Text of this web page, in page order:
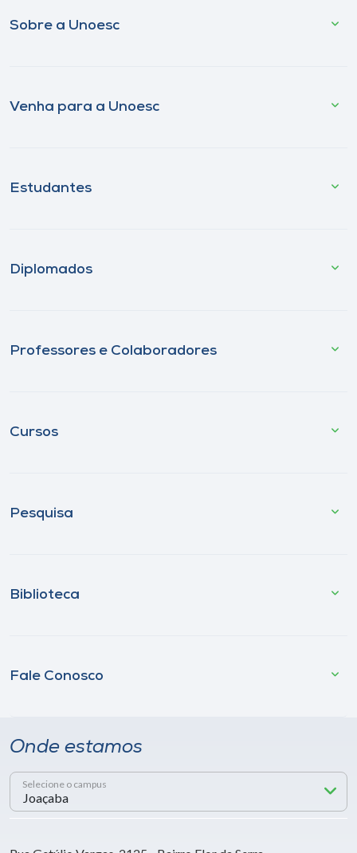
Sobre a Unoesc
Venha para a Unoesc
Estudantes
Diplomados
Professores e Colaboradores
Cursos
Pesquisa
Biblioteca
Fale Conosco
Onde estamos
Selecione o campus